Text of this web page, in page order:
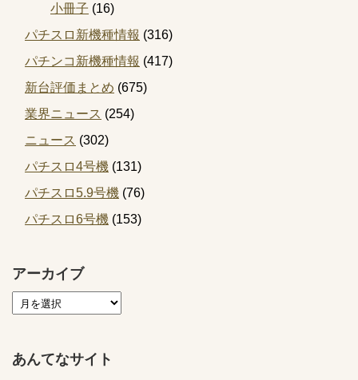
小冊子 (16)
パチスロ新機種情報 (316)
パチンコ新機種情報 (417)
新台評価まとめ (675)
業界ニュース (254)
ニュース (302)
パチスロ4号機 (131)
パチスロ5.9号機 (76)
パチスロ6号機 (153)
アーカイブ
あんてなサイト